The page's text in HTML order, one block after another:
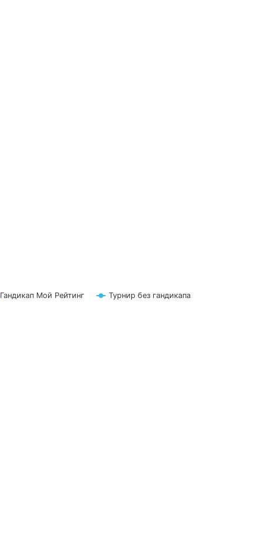
Гандикап Мой Рейтинг Турнир без гандикапа